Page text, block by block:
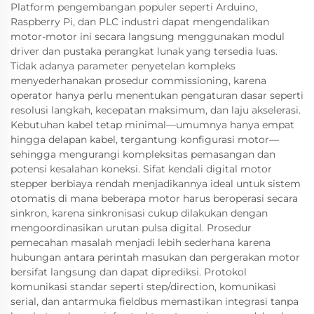
Platform pengembangan populer seperti Arduino,
Raspberry Pi, dan PLC industri dapat mengendalikan
motor-motor ini secara langsung menggunakan modul
driver dan pustaka perangkat lunak yang tersedia luas.
Tidak adanya parameter penyetelan kompleks
menyederhanakan prosedur commissioning, karena
operator hanya perlu menentukan pengaturan dasar seperti
resolusi langkah, kecepatan maksimum, dan laju akselerasi.
Kebutuhan kabel tetap minimal—umumnya hanya empat
hingga delapan kabel, tergantung konfigurasi motor—
sehingga mengurangi kompleksitas pemasangan dan
potensi kesalahan koneksi. Sifat kendali digital motor
stepper berbiaya rendah menjadikannya ideal untuk sistem
otomatis di mana beberapa motor harus beroperasi secara
sinkron, karena sinkronisasi cukup dilakukan dengan
mengoordinasikan urutan pulsa digital. Prosedur
pemecahan masalah menjadi lebih sederhana karena
hubungan antara perintah masukan dan pergerakan motor
bersifat langsung dan dapat diprediksi. Protokol
komunikasi standar seperti step/direction, komunikasi
serial, dan antarmuka fieldbus memastikan integrasi tanpa